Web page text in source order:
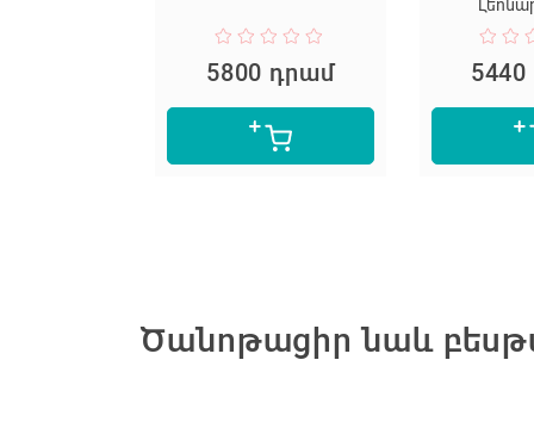
5800 դրամ
Ծանոթացիր նաև